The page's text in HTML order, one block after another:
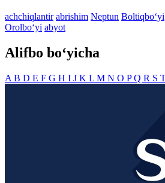
achchiqlantir abrishim Neptun Boltiqbo‘yi
Orolbo‘yi abyot
Alifbo bo‘yicha
A B D E F G H I J K L M N O PQ R S